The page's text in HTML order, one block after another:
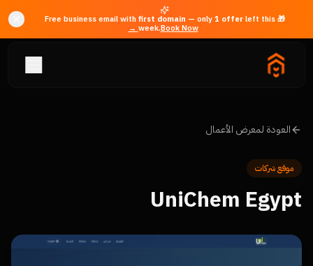
🎁 Free business email with
first domain — only 1 offerleft this
week.Book Now →
العودة لمعرض الأعمال
موقع شركات
UniChem Egypt